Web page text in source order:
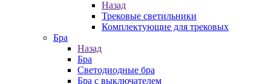
Назад
Трековые светильники
Комплектующие для трековых
Бра
Назад
Бра
Светодиодные бра
Бра с выключателем